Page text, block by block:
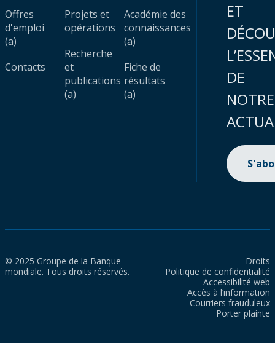
Offres
d'emploi
(a)
Contacts
Projets et
opérations
Recherche
et
publications
(a)
Académie des
connaissances
(a)
Fiche de
résultats
(a)
ET
DE
NOTRE
© 2025 Groupe de la Banque
mondiale. Tous droits réservés.
Droits
Politique de confidentialité
Accessibilité web
Accès à l’information
Courriers frauduleux
Porter plainte